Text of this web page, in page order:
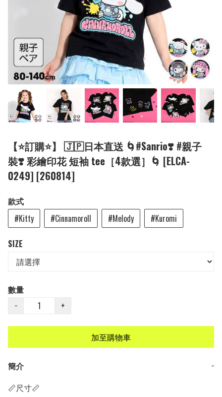
【⭐訂購⭐】 🇯🇵日本直送 🌀#Sanrio❣️ #親子
裝❣️ 彩繪印花 短袖 tee［4款選］🌀 [ELCA-
0249] [260814]
款式
#Kitty
#Cinnamoroll #Melody #Kuromi
SIZE
數量
−
+
加至購物車
簡介
−
📏尺寸📏